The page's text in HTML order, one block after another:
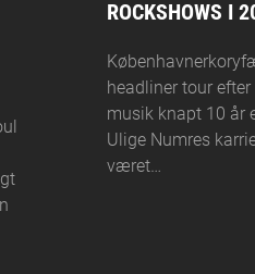
ROCKSHOWS I
headliner tour
musik knapt 10 år
Ulige Numres
været…